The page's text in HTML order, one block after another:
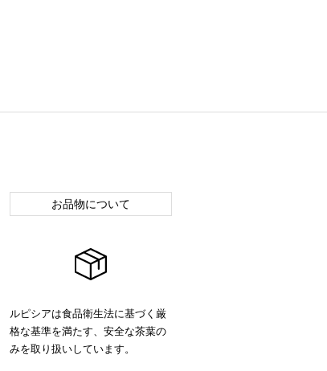
お品物について
ルピシアは食品衛生法に基づく厳
格な基準を満たす、安全な茶葉の
みを取り扱いしています。